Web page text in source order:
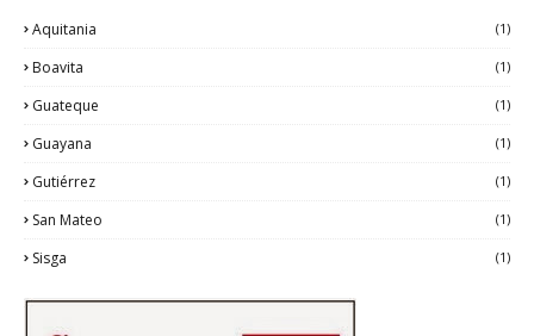
Aquitania (1)
Boavita (1)
Guateque (1)
Guayana (1)
Gutiérrez (1)
San Mateo (1)
Sisga (1)